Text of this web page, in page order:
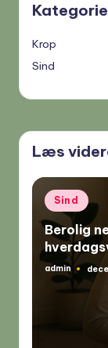
Krop
Sind
Læs
Posted
in
Sind
Berolig
Posted
by
admin